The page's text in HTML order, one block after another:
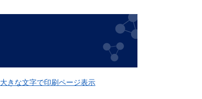
大きな文字で印刷ページ表示